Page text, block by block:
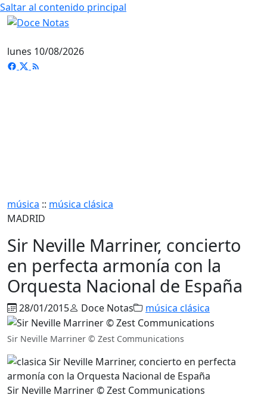
Saltar al contenido principal
lunes 10/08/2026
música :: música clásica
MADRID
Sir Neville Marriner, concierto
en perfecta armonía con la
Orquesta Nacional de España
28/01/2015 Doce Notas música clásica
Sir Neville Marriner © Zest Communications
Sir Neville Marriner © Zest Communications